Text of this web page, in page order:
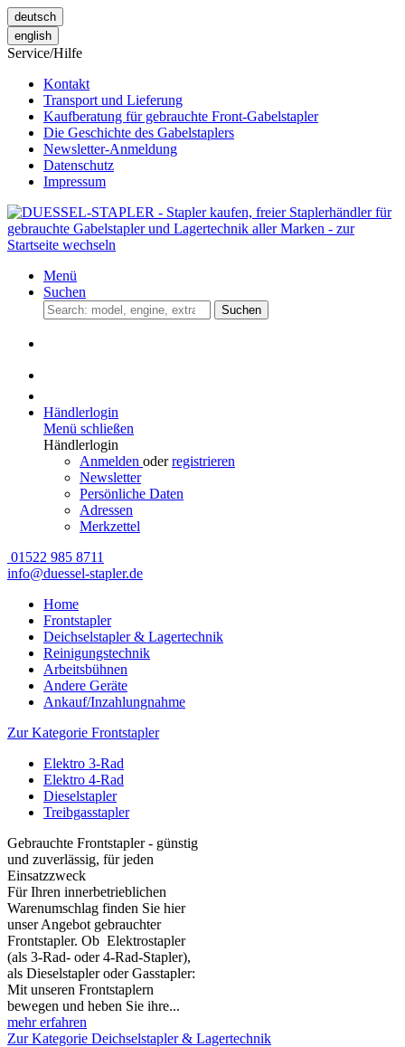
deutsch
english
Service/Hilfe
Kontakt
Transport und Lieferung
Kaufberatung für gebrauchte Front-Gabelstapler
Die Geschichte des Gabelstaplers
Newsletter-Anmeldung
Datenschutz
Impressum
Menü
Suchen
Suchen
Händlerlogin
Menü schließen
Händlerlogin
Anmelden oderregistrieren
Newsletter
Persönliche Daten
Adressen
Merkzettel
01522 985 8711
info@duessel-stapler.de
Home
Frontstapler
Deichselstapler & Lagertechnik
Reinigungstechnik
Arbeitsbühnen
Andere Geräte
Ankauf/Inzahlungnahme
Zur Kategorie Frontstapler
Elektro 3-Rad
Elektro 4-Rad
Dieselstapler
Treibgasstapler
Gebrauchte Frontstapler - günstig
und zuverlässig, für jeden
Einsatzzweck
Für Ihren innerbetrieblichen
Warenumschlag finden Sie hier
unser Angebot gebrauchter
Frontstapler. Ob Elektrostapler
(als 3-Rad- oder 4-Rad-Stapler),
als Dieselstapler oder Gasstapler:
Mit unseren Frontstaplern
bewegen und heben Sie ihre...
mehr erfahren
Zur Kategorie Deichselstapler & Lagertechnik